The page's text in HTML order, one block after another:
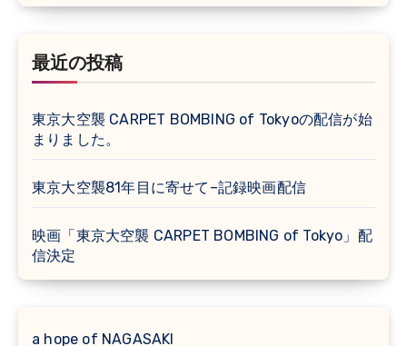
最近の投稿
東京大空襲 CARPET BOMBING of Tokyoの配信が始
まりました。
東京大空襲81年目に寄せて–記録映画配信
映画「東京大空襲 CARPET BOMBING of Tokyo」配
信決定
a hope of NAGASAKI